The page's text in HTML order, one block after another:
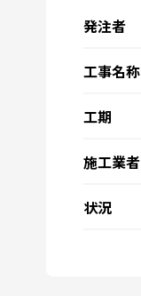
発注者
工事名称
工期
施工業者
状況